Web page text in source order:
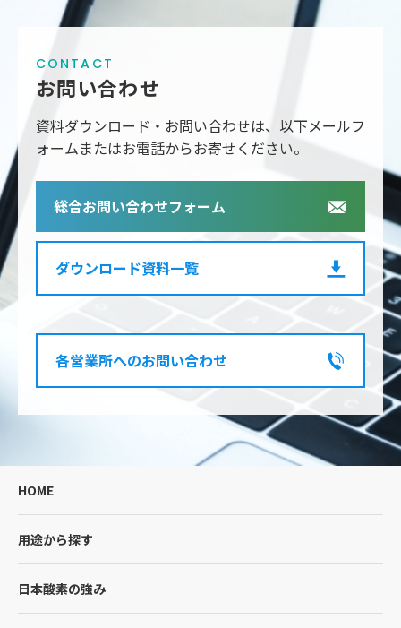
CONTACT
お問い合わせ
資料ダウンロード・お問い合わせは、以下メールフ
ォームまたはお電話からお寄せください。
総合お問い合わせフォーム
ダウンロード資料一覧
各営業所へのお問い合わせ
HOME
用途から探す
日本酸素の強み